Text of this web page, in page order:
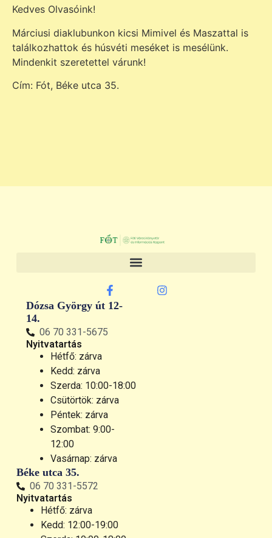
Kedves Olvasóink!
Márciusi diaklubunkon kicsi Mimivel és Maszattal is
találkozhattok és húsvéti meséket is mesélünk.
Mindenkit szeretettel várunk!
Cím: Fót, Béke utca 35.
Béke utca 35.
06 70 331-5572
Nyitvatartás
Hétfő: zárva
Kedd: 12:00-19:00
Dózsa György út 12-
14.
06 70 331-5675
Nyitvatartás
Hétfő: zárva
Kedd: zárva
Szerda: 10:00-18:00
Csütörtök: zárva
Péntek: zárva
Szombat: 9:00-
12:00
Vasárnap: zárva